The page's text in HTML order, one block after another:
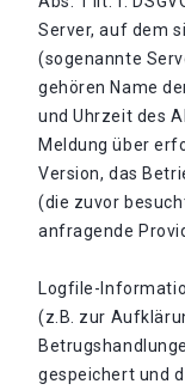
Server, auf dem
(sogenannte
gehören Name
und Uhrzeit des
Meldung über
Version, das
(die zuvor
anfragende
Logfile-
(z.B. zur
gespeichert und